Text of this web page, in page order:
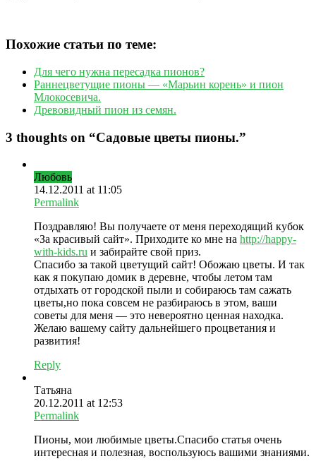
Похожие статьи по теме:
Для чего нужна пересадка пионов?
Раннецветущие пионы — «Марьин корень» и пион
Млокосевича.
Древовидный пион из семян.
3 thoughts on “Садовые цветы пионы.”
Любовь
14.12.2011 at 11:05
Permalink
Поздравляю! Вы получаете от меня переходящий кубок
«За красивый сайт». Приходите ко мне на http://happy-
with-kids.ru и забирайте свой приз.
Спасибо за такой цветущий сайт! Обожаю цветы. И так
как я покупаю домик в деревне, чтобы летом там
отдыхать от городской пыли и собираюсь там сажать
цветы,но пока совсем не разбираюсь в этом, ваши
советы для меня — это невероятно ценная находка.
Желаю вашему сайту дальнейшего процветания и
развития!
Reply
Татьяна
20.12.2011 at 12:53
Permalink
Пионы, мои любимые цветы.Спасибо статья очень
интересная и полезная, воспользуюсь вашими знаниями.